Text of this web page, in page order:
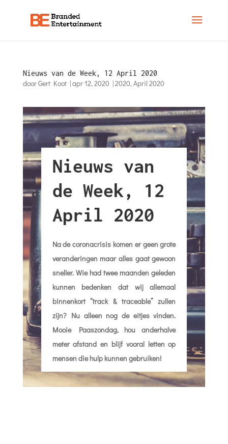
Nieuws van de Week, 12 April 2020
doorGert Koot|apr 12, 2020 |2020,April 2020
Nieuws van
de Week, 12
April 2020
Na de coronacrisis komen er geen grote
veranderingen maar alles gaat gewoon
sneller. Wie had twee maanden geleden
kunnen bedenken dat wij allemaal
binnenkort “track & traceable” zullen
zijn? Nu alleen nog de eitjes vinden.
Mooie Paaszondag, hou anderhalve
meter afstand en blijf vooral letten op
mensen die hulp kunnen gebruiken!